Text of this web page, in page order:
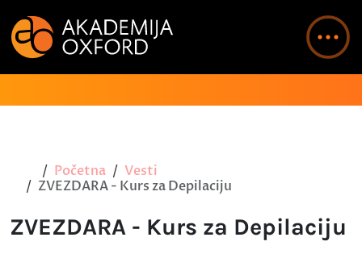
Početna
Vesti
ZVEZDARA - Kurs za Depilaciju
ZVEZDARA - Kurs za Depilaciju